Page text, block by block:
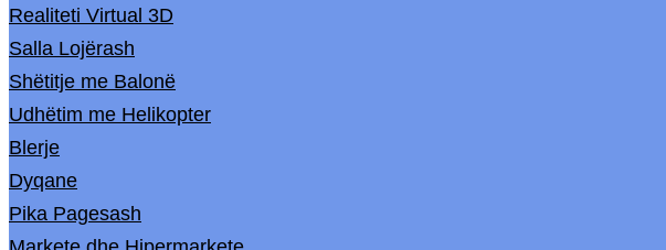
Realiteti Virtual 3D
Salla Lojërash
Shëtitje me Balonë
Udhëtim me Helikopter
Blerje
Dyqane
Pika Pagesash